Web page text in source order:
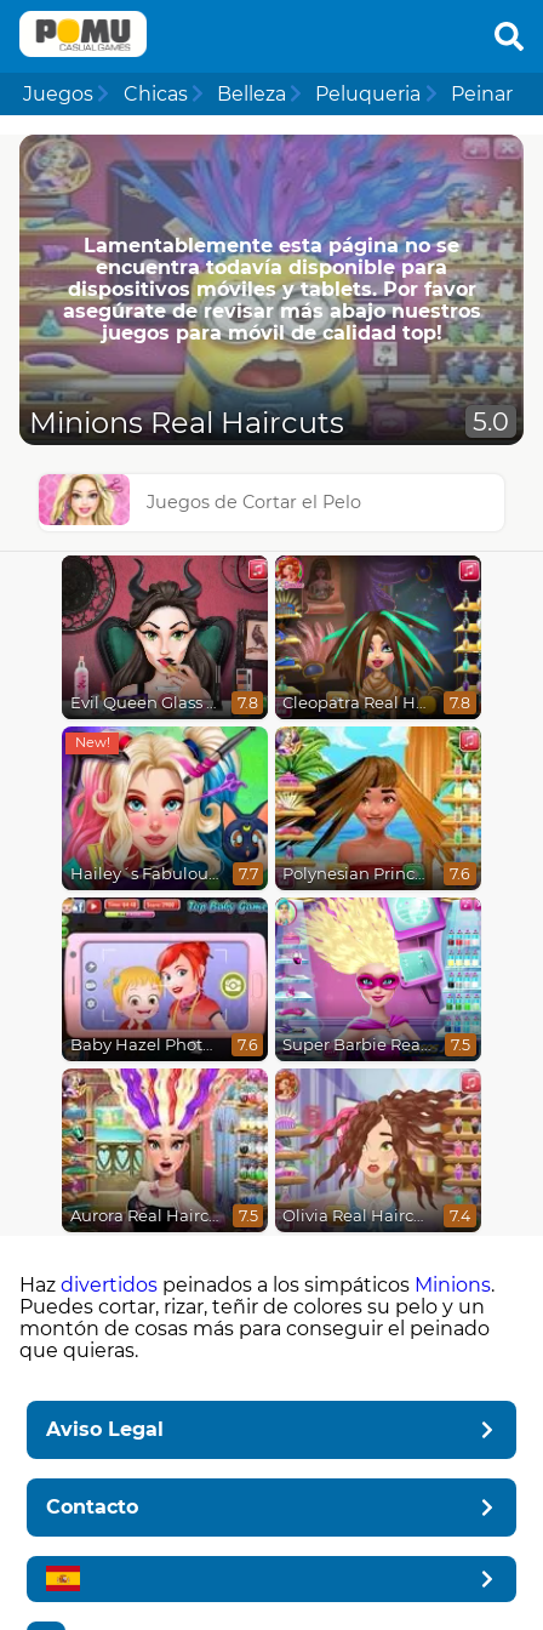
Juegos Chicas Belleza Peluqueria Peinar
Lamentablemente esta página no se
encuentra todavía disponible para
dispositivos móviles y tablets. Por favor
asegúrate de revisar más abajo nuestros
juegos para móvil de calidad top!
Minions Real Haircuts 5.0
Juegos de Cortar el Pelo
Evil Queen Glass Skin Routine #Influencer 7.8 Cleopatra Real Haircuts 7.8
Hailey´s Fabulous Hairstyle Challenge 7.7 Polynesian Princess Real Haircuts 7.6
Baby Hazel Photoshoot 7.6 Super Barbie Real Haircuts 7.5
Aurora Real Haircuts 7.5 Olivia Real Haircuts 7.4
Haz divertidos peinados a los simpáticos Minions.
Puedes cortar, rizar, teñir de colores su pelo y un
montón de cosas más para conseguir el peinado
que quieras.
Aviso Legal
Contacto